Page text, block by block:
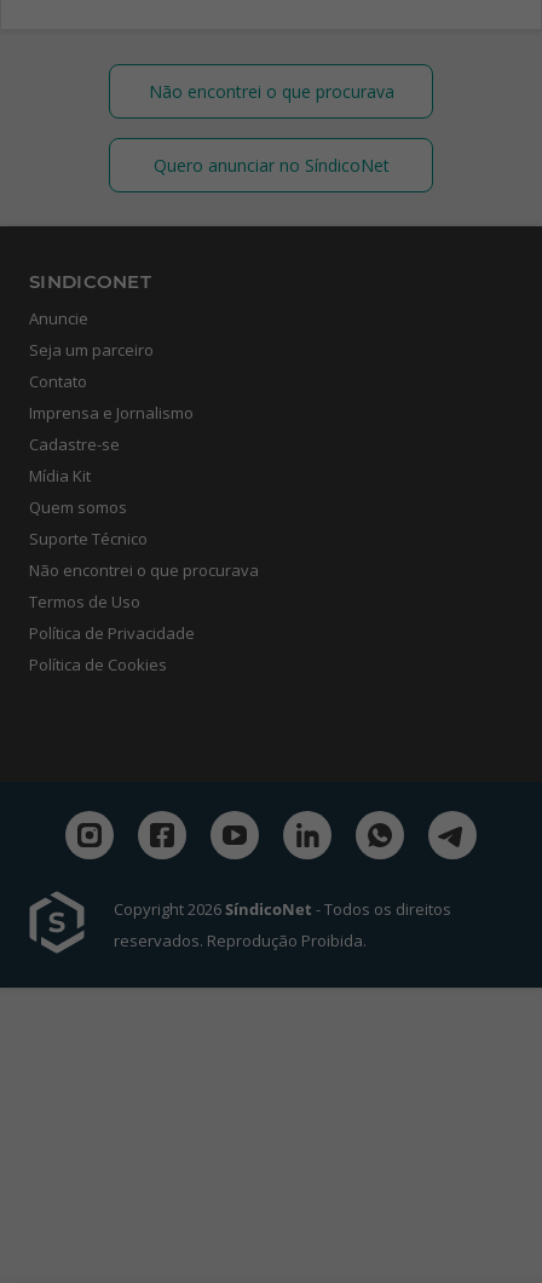
Não encontrei o que procurava
Quero anunciar no SíndicoNet
SINDICONET
Anuncie
Seja um parceiro
Contato
Imprensa e Jornalismo
Cadastre-se
Mídia Kit
Quem somos
Suporte Técnico
Não encontrei o que procurava
Termos de Uso
Política de Privacidade
Política de Cookies
Copyright 2026SíndicoNet - Todos os direitos
reservados. Reprodução Proibida.